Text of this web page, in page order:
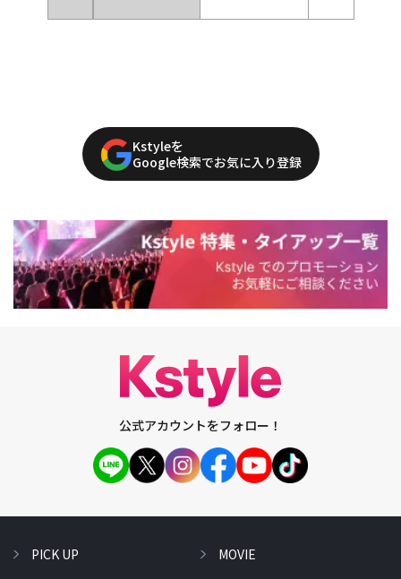
Kstyleを
Google検索でお気に入り登録
公式アカウントをフォロー！
PICK UP MOVIE